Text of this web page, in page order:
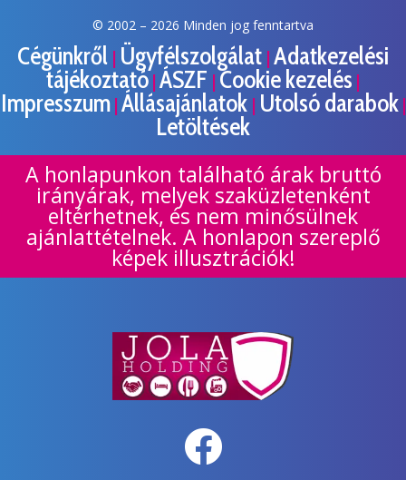
© 2002 – 2026 Minden jog fenntartva
Cégünkről | Ügyfélszolgálat | Adatkezelési
tájékoztató | ÁSZF | Cookie kezelés |
Impresszum| Állásajánlatok | Utolsó darabok|
Letöltések
A honlapunkon található árak bruttó
irányárak, melyek szaküzletenként
eltérhetnek, és nem minősülnek
ajánlattételnek. A honlapon szereplő
képek illusztrációk!
